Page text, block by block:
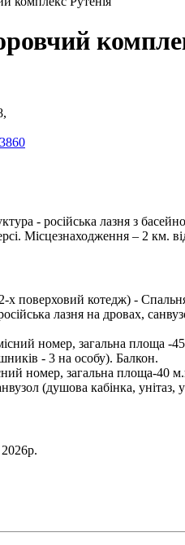
- російська лазня з
Місцезнаходження – 2
х поверховий котедж) -
лазня на дровах,
номер, загальна площа -
- 3 на особу). Балкон.
номер, загальна площа-40
(душова кабінка,